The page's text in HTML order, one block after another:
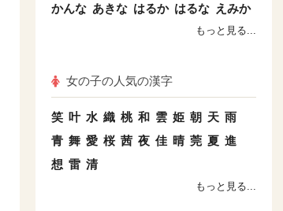
かんな あきな はるか はるな えみか
もっと見る...
女の子の人気の漢字
笑 叶 水 織 桃 和 雲 姫 朝 天 雨
青 舞 愛 桜 茜 夜 佳 晴 莞 夏 進
想 雷 清
もっと見る...